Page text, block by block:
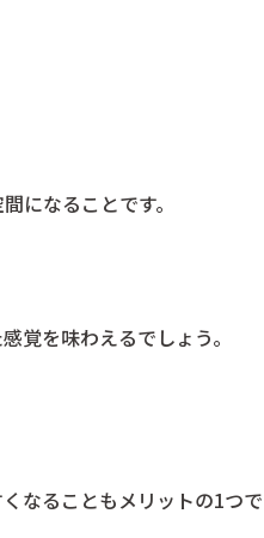
になることです。
覚を味わえるでしょう。
なることもメリットの1つで